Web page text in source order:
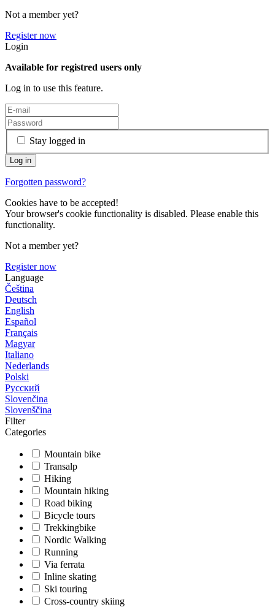
Not a member yet?
Register now
Login
Available for registred users only
Log in to use this feature.
Stay logged in
Forgotten password?
Cookies have to be accepted!
Your browser's cookie functionality is disabled. Please enable this
functionality.
Not a member yet?
Register now
Language
Čeština
Deutsch
English
Español
Français
Magyar
Italiano
Nederlands
Polski
Русский
Slovenčina
Slovenščina
Filter
Categories
Mountain bike
Transalp
Hiking
Mountain hiking
Road biking
Bicycle tours
Trekkingbike
Nordic Walking
Running
Via ferrata
Inline skating
Ski touring
Cross-country skiing